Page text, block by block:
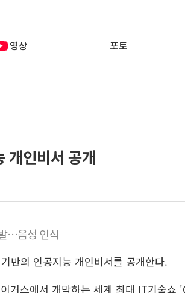
영상 포토
개인비서 공개
…음성 인식
반의 인공지능 개인비서를 공개한다.
거스에서 개막하는 세계 최대 IT기술쇼